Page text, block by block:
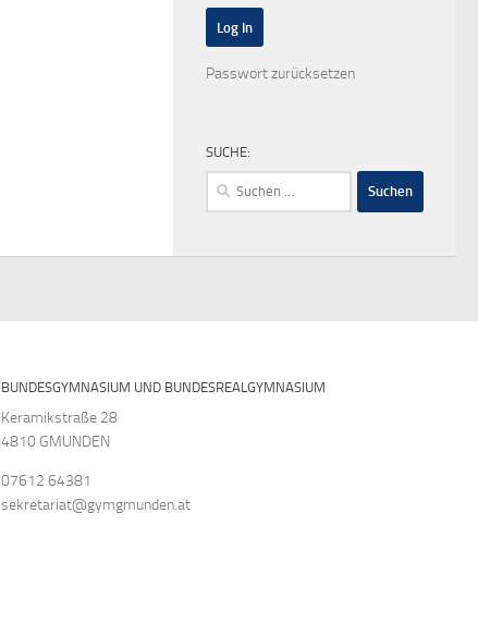
Passwort zurücksetzen
SUCHE:
Suchen
BUNDESGYMNASIUM UND BUNDESREALGYMNASIUM
Keramikstraße 28
4810 GMUNDEN
07612 64381
sekretariat@gymgmunden.at